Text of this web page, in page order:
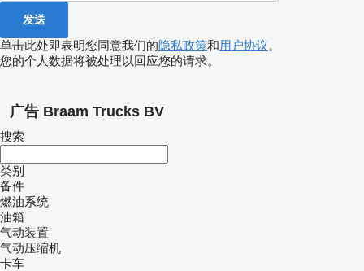
单击此处即表明您同意我们的隐私政策和用户协议。
您的个人数据将被处理以回应您的请求。
广告 Braam Trucks BV
搜索
类别
备件
燃油系统
油箱
气动装置
气动压缩机
卡车